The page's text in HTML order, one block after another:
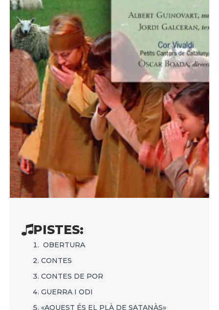
PISTES:
OBERTURA
CONTES
CONTES DE POR
GUERRA I ODI
«AQUEST ÉS EL PLÀ DE SATANÀS»